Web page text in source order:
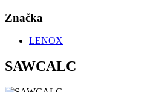
Značka
LENOX
SAWCALC